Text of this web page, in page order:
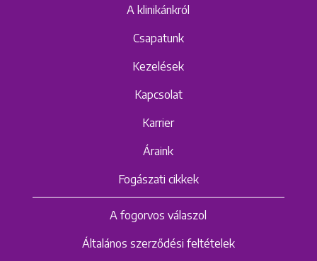
A klinikánkról
Csapatunk
Kezelések
Kapcsolat
Karrier
Áraink
Fogászati cikkek
A fogorvos válaszol
Általános szerződési feltételek